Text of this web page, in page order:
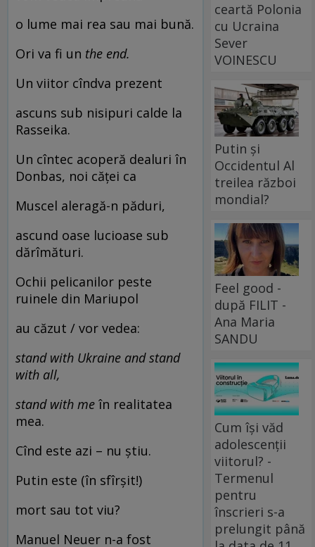
o lume mai rea sau mai bună.
Ori va fi un the end.
Un viitor cîndva prezent
ascuns sub nisipuri calde la
Rasseika.
Un cîntec acoperă dealuri în
Donbas, noi căței ca
Muscel aleragă-n păduri,
ascund oase lucioase sub
dărîmături.
Ochii pelicanilor peste
ruinele din Mariupol
au căzut / vor vedea:
stand with Ukraine and stand
with all,
stand with me în realitatea
mea.
Cînd este azi – nu știu.
Putin este (în sfîrșit!)
mort sau tot viu?
Manuel Neuer n-a fost
ceartă Polonia
cu Ucraina
Sever
VOINESCU
Putin și
Occidentul Al
treilea război
mondial?
Feel good -
după FILIT -
Ana Maria
SANDU
Cum își văd
adolescenții
viitorul? -
Termenul
pentru
înscrieri s-a
prelungit până